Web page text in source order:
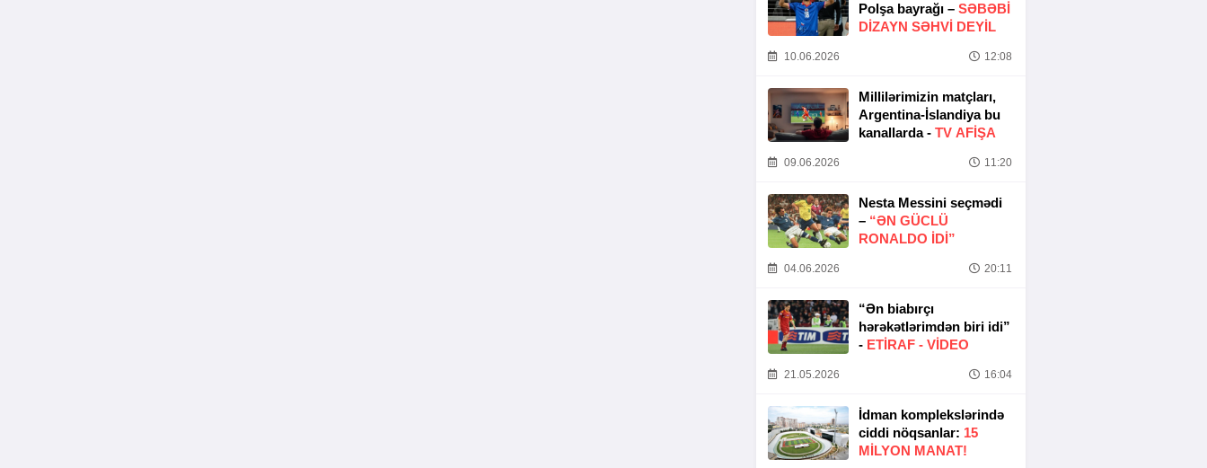
Polşa bayrağı – SƏBƏBI
DIZAYN SƏHVI DEYIL
10.06.2026 12:08
Millilərimizin matçları,
Argentina-İslandiya bu
kanallarda - TV AFİŞA
09.06.2026 11:20
Nesta Messini seçmədi
– “ƏN GÜCLÜ
RONALDO IDI”
04.06.2026 20:11
“Ən biabırçı
hərəkətlərimdən biri idi”
- ETIRAF - VİDEO
21.05.2026 16:04
İdman komplekslərində
ciddi nöqsanlar: 15
MILYON MANAT!